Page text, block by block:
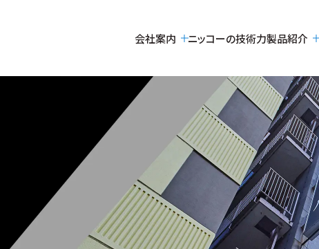
会社案内
トップメッセージ 社是・経営理念
アクセス
ニッコークロニクル
ニッコーの技術力製品紹介
電気炉本体 電気炉付帯設備
プラント付帯設備
仕事について
社員インタビュー
募集要項